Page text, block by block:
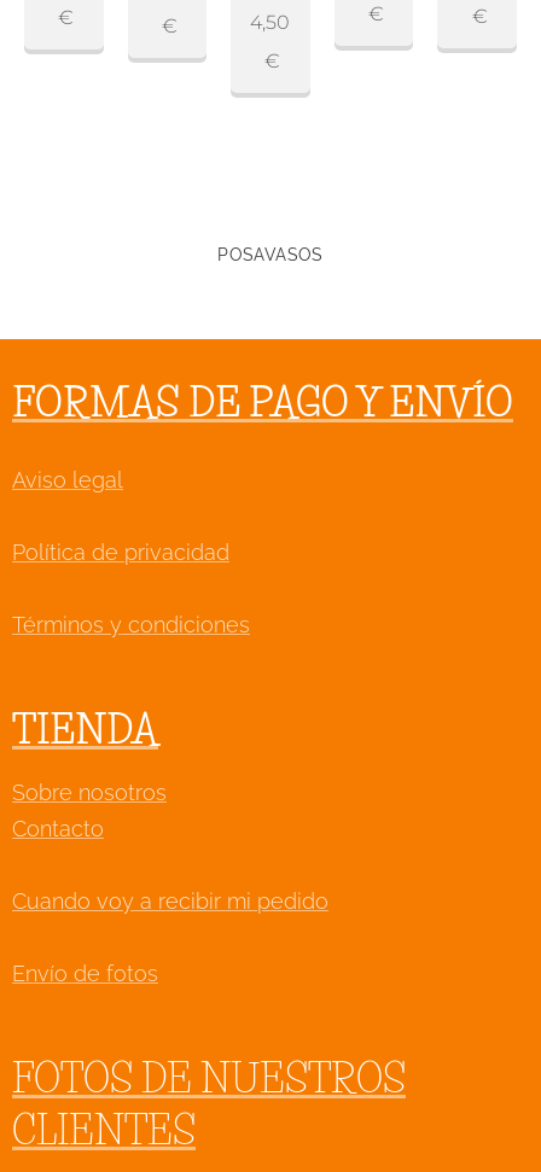
€
€
4,50
€
€
€
POSAVASOS
FORMAS DE PAGO Y ENVÍO
Aviso legal
Política de privacidad
Términos y condiciones
TIENDA
Sobre nosotros
Contacto
Cuando voy a recibir mi pedido
Envío de fotos
FOTOS DE NUESTROS
CLIENTES